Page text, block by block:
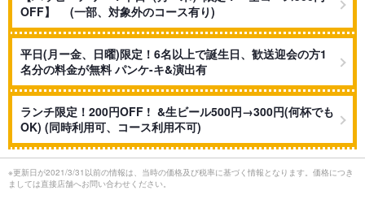
OFF】 (一部、対象外のコース有り)
平日(月ー金、日曜)限定！6名以上で誕生日、歓送迎会の方1
名分の料金が無料 パンケ-キ&演出有
ランチ限定！200円OFF ! &生ビール500円→300円(何杯でも
OK) (同時利用可、コース利用不可)
※更新日が2021/3/31以前の情報は、当時の価格及び税率に基づく情報となります。価格につき
ましては直接店舗へお問い合わせください。